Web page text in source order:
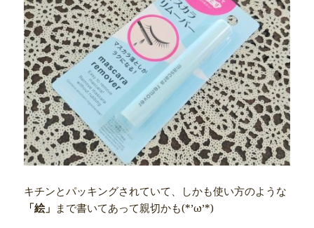
キチンとパッキングされていて、しかも使い方のような
「絵」 まで書いてあって親切かも(*’ω’*)